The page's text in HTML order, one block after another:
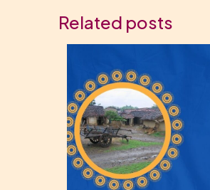
Related posts